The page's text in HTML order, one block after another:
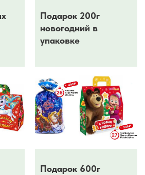
Подарок 200г
новогодний в
упаковке
Подарок 600г